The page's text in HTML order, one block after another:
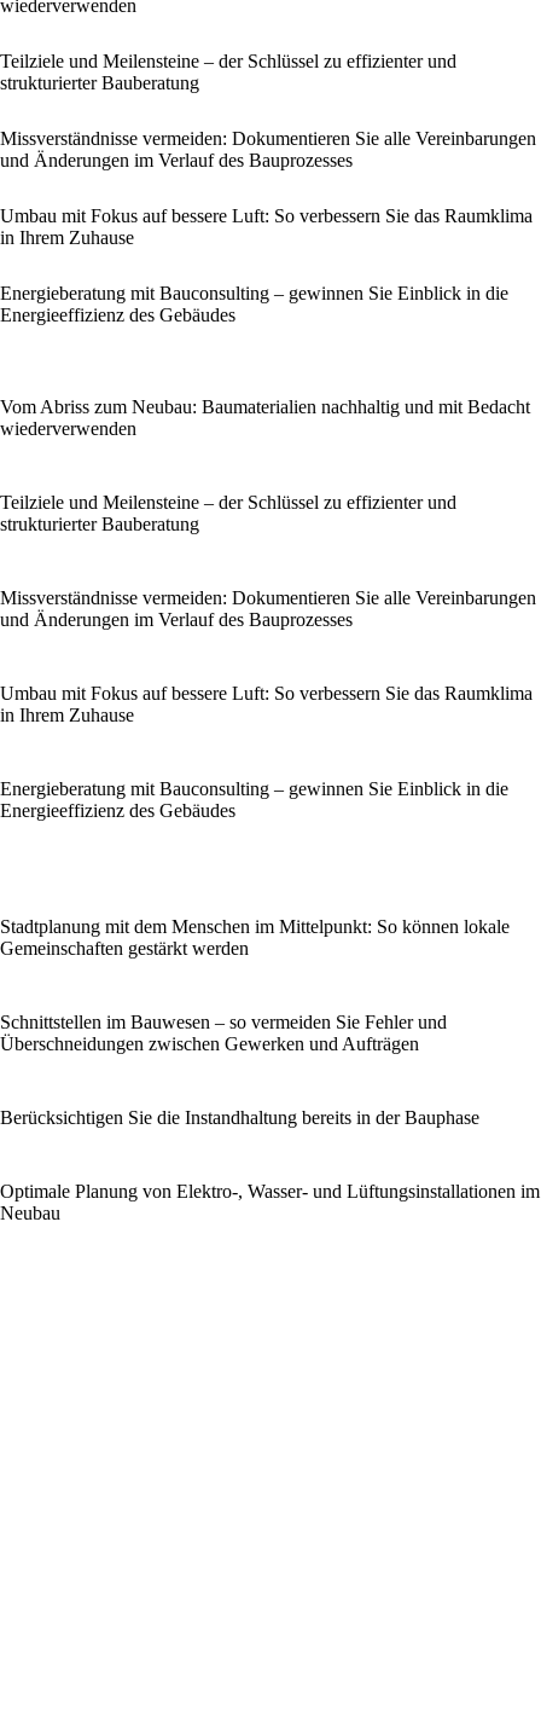
wiederverwenden
Teilziele und Meilensteine – der Schlüssel zu effizienter und
strukturierter Bauberatung
Missverständnisse vermeiden: Dokumentieren Sie alle Vereinbarungen
und Änderungen im Verlauf des Bauprozesses
Umbau mit Fokus auf bessere Luft: So verbessern Sie das Raumklima
in Ihrem Zuhause
Energieberatung mit Bauconsulting – gewinnen Sie Einblick in die
Energieeffizienz des Gebäudes
Vom Abriss zum Neubau: Baumaterialien nachhaltig und mit Bedacht
wiederverwenden
Teilziele und Meilensteine – der Schlüssel zu effizienter und
strukturierter Bauberatung
Missverständnisse vermeiden: Dokumentieren Sie alle Vereinbarungen
und Änderungen im Verlauf des Bauprozesses
Umbau mit Fokus auf bessere Luft: So verbessern Sie das Raumklima
in Ihrem Zuhause
Energieberatung mit Bauconsulting – gewinnen Sie Einblick in die
Energieeffizienz des Gebäudes
Stadtplanung mit dem Menschen im Mittelpunkt: So können lokale
Gemeinschaften gestärkt werden
Schnittstellen im Bauwesen – so vermeiden Sie Fehler und
Überschneidungen zwischen Gewerken und Aufträgen
Berücksichtigen Sie die Instandhaltung bereits in der Bauphase
Optimale Planung von Elektro-, Wasser- und Lüftungsinstallationen im
Neubau